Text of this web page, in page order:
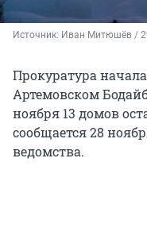
Источник: Иван Митюшёв /
Прокуратура
Артемовском
ноября 13 домов
сообщается 28
ведомства.